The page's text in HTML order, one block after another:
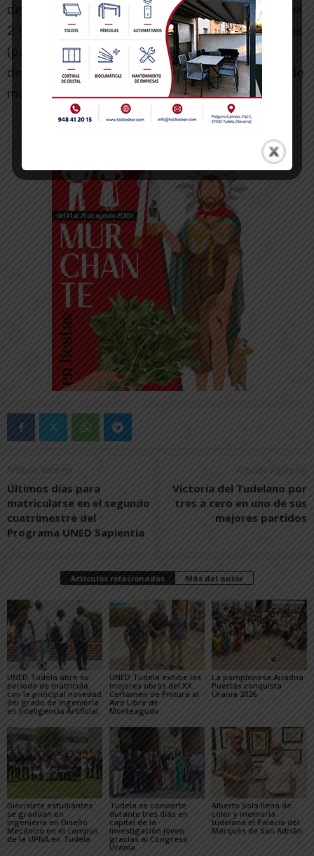
de Carta de Servicios; nivel 1 (Implantación) y nivel
2 (Consolidación) con una vigencia de cuatro años
(para los Centros Asociados certificados a partir
del 1 de febrero de 2018), sujeta a una revisión de
mantenimiento a mitad de este periodo.
Artículo anterior
Últimos días para
matricularse en el segundo
cuatrimestre del
Programa UNED Sapientia
Artículo siguiente
Victoria del Tudelano por
tres a cero en uno de sus
mejores partidos
Artículos relacionados Más del autor
UNED Tudela abre su
período de matrícula
con la principal novedad
del grado de Ingeniería
en Inteligencia Artificial
UNED Tudela exhibe las
mejores obras del XX
Certamen de Pintura al
Aire Libre de
Monteagudo
La pamplonesa Ariadna
Puertas conquista
Urania 2026
Diecisiete estudiantes
se gradúan en
Ingeniería en Diseño
Mecánico en el campus
de la UPNA en Tudela
Tudela se convierte
durante tres días en
capital de la
investigación joven
gracias al Congreso
Urania
Alberto Sola llena de
color y memoria
tudelana el Palacio del
Marqués de San Adrián